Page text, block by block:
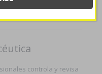
controla y revisa